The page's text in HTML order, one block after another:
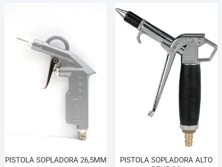
PISTOLA SOPLADORA 26,5MM
PISTOLA SOPLADORA ALTO